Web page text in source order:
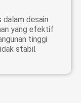
desain
yang efektif
tinggi
stabil.